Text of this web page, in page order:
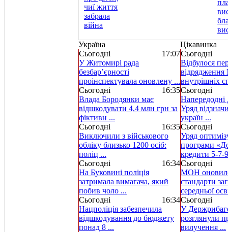
Україна
Цікавинка
Сьогодні
17:07
У Житомирі рада
безбар’єрності
проінспектувала оновлену ...
Сьогодні
16:35
Влада Бородянки має
відшкодувати 4,4 млн грн за
фіктивн ...
Сьогодні
16:35
Виключили з військового
обліку близько 1200 осіб:
поліц ...
Сьогодні
16:34
На Буковині поліція
затримала вимагача, який
побив чоло ...
Сьогодні
16:34
Нацполіція забезпечила
відшкодування до бюджету
понад 8 ...
Сьогодні
Відбулося
відрядження
внутрішніх
Сьогодні
Напередодні
Уряд
україн ...
Сьогодні
Уряд
програми
кредити 5-7-
Сьогодні
МОН
стандарти
середньої
Сьогодні
У
розглянули
вилучення ...